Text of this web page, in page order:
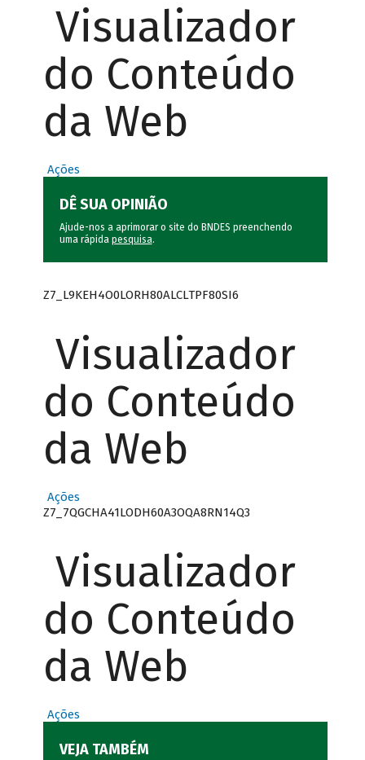
Visualizador
do Conteúdo
da Web
Ações
DÊ SUA OPINIÃO
Ajude-nos a aprimorar o site do BNDES preenchendo
uma rápida pesquisa.
Z7_L9KEH4O0LORH80ALCLTPF80SI6
Visualizador
do Conteúdo
da Web
Ações
Z7_7QGCHA41LODH60A3OQA8RN14Q3
Visualizador
do Conteúdo
da Web
Ações
VEJA TAMBÉM